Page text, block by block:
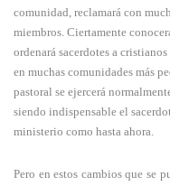
comunidad, reclamará con
miembros. Ciertamente
ordenará sacerdotes a
en muchas comunidades más
pastoral se ejercerá
siendo indispensable el
ministerio como hasta ahora.
Pero en estos cambios que se